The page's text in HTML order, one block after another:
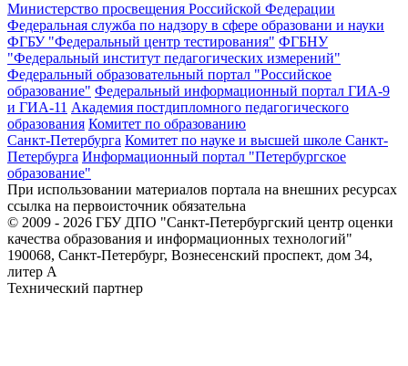
Министерство просвещения Российской Федерации
Федеральная служба по надзору в сфере образовани и науки
ФГБУ "Федеральный центр тестирования" ФГБНУ
"Федеральный институт педагогических измерений"
Федеральный образовательный портал "Российское
образование" Федеральный информационный портал ГИА-9
и ГИА-11 Академия постдипломного педагогического
образования Комитет по образованию
Санкт-Петербурга Комитет по науке и высшей школе Санкт-
Петербурга Информационный портал "Петербургское
образование"
При использовании материалов портала на внешних ресурсах
ссылка на первоисточник обязательна
© 2009 - 2026 ГБУ ДПО "Санкт-Петербургский центр оценки
качества образования и информационных технологий"
190068, Санкт-Петербург, Вознесенский проспект, дом 34,
литер А
Технический партнер